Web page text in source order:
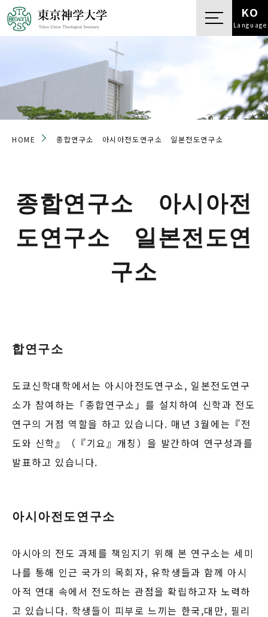
KO
Language
HOME 종합연구소 아시아전도연구소 일본전도연구소
종합연구소 아시아전
도연구소 일본전도연
구소
합연구소
도쿄신학대학에서는 아시아전도연구소, 일본전도연구
소가 참여하는「종합연구소」를 설치하여 신학과 전도
연구의 거점 역할을 하고 있습니다. 매년 3월에는『전
도와 신학』（『기요』개칭）을 발간하여 연구성과를
발표하고 있습니다.
아시아전도연구소
아시아의 전도 과제를 책임지기 위해 본 연구소는 세미
나를 통해 인근 국가의 목회자, 유학생들과 함께 아시
아적 연대 속에서 전도하는 관점을 확립하고자 노력하
고 있습니다. 학생들이 피부로 느끼는 한국,대만, 필리